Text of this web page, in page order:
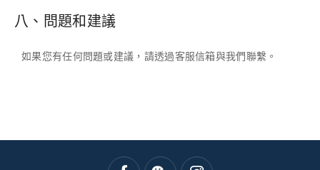
八、問題和建議
如果您有任何問題或建議，請透過客服信箱與我們聯繫。